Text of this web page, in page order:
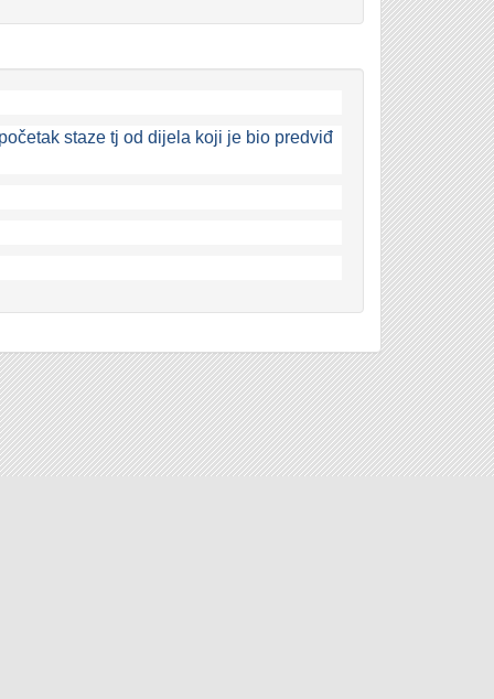
staze tj od dijela koji je bio predviđ